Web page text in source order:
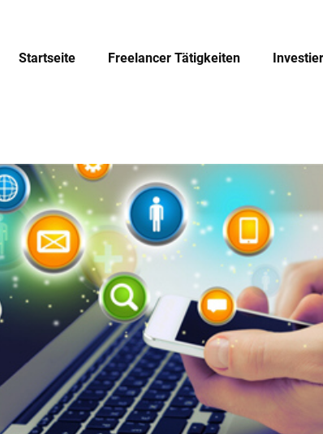
Startseite Freelancer Tätigkeiten